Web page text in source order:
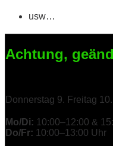
usw…
Achtung,
Donnerstag 9. Freitag
Mo/Di: 10:00–12:00 &
Do/Fr: 10:00–13:00 Uhr